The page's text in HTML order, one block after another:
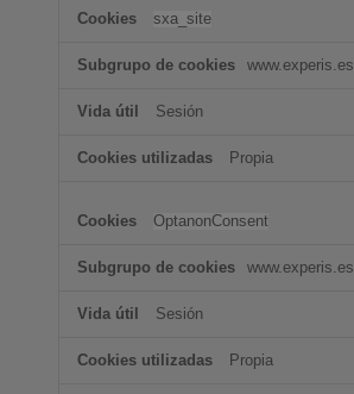
sxa_site
www.experis.es
Sesión
Propia
OptanonConsent
www.experis.es
Sesión
Propia